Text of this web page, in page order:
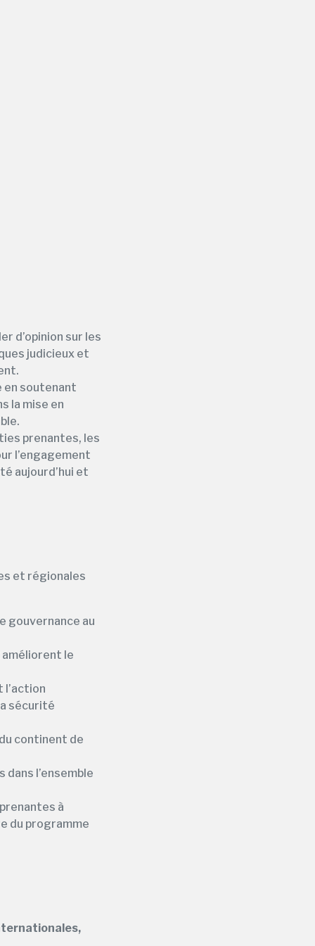
d’opinion sur les
judicieux et
en soutenant
la mise en
prenantes, les
l’engagement
aujourd’hui et
et régionales
gouvernance au
le
sécurité
continent de
l’ensemble
à
du programme